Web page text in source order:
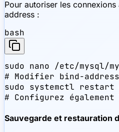
Pour autoriser les
address :
bash
sudo nano /etc/mysql/
# Modifier bind-
sudo systemctl restart
# Configurez
Sauvegarde et restauration